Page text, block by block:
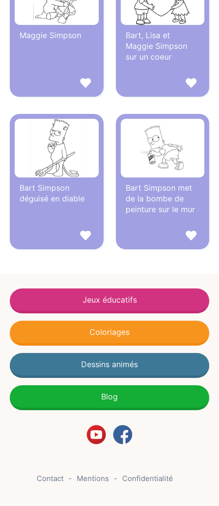
Maggie Simpson
Bart, Lisa et
Maggie Simpson
sur un coeur
Bart Simpson
déguisé en diable
Bart Simpson met
de la bombe de
peinture sur le mur
Jeux éducatifs
Coloriages
Dessins animés
Blog
Contact Mentions Confidentialité